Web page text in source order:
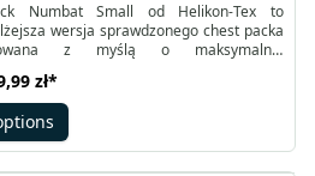
Numbat Small od Helikon-Tex to
wersja sprawdzonego chest packa
z myślą o maksymalnej
to, co naprawdę potrzebne – w mieście,
w podróży. Może być noszony na piersi
szelek i schowaniu klamer –
w nerkę.
zł*